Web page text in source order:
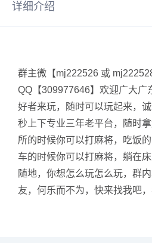
详细介绍
群主微【mj222526 或
QQ【309977646】欢迎广大广
好者来玩，随时可以玩起来，
秒上下专业三年老平台，随时
所的时候你可以打麻将，吃饭
车的时候你可以打麻将，躺在
随地，你想怎么玩怎么玩，群
友，何乐而不为，快来找我吧